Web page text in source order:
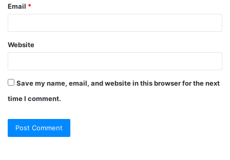
Email *
Website
Save my name, email, and website in this browser for the next
time I comment.